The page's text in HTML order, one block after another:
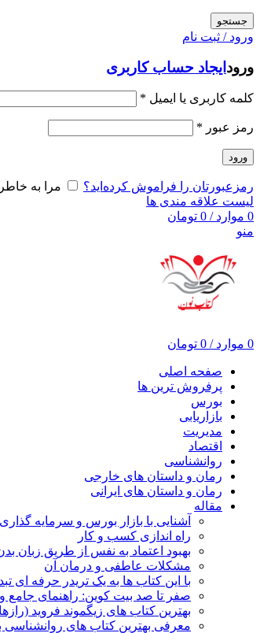
جستجو
ورود / ثبت نام
ورود ایجاد حساب کاربری
کلمه کاربری یا ایمیل *
رمز عبور *
ورود
رمزعبورتان را فراموش کرده‌اید؟
مرا به خاطر
لیست علاقه مندی ها
0 موارد /
0 تومان
منو
0 موارد /
0 تومان
صفحه اصلی
پرفروش ترین ها
بورس
بازاریابی
مدیریت
اقتصاد
روانشناسی
رمان و داستان های خارجی
رمان و داستان های ایرانی
مقاله
آشنایی با بازار بورس و سرمایه
راه اندازی کسب و کار
بهبود اعتماد به نفس از طریق زبان
مشکلات عاطفی و درمان آن
با این کتاب ها به یک تریدر حرفه ای
صفر تا صد بیت کوین: راهنمای جامع
بهترین کتاب های زیگموند فروید
معرفی بهترین کتاب های روانشناسی